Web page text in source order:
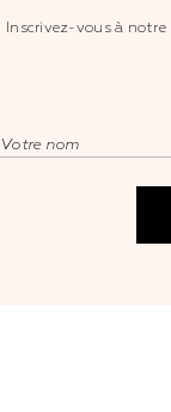
Inscrivez-vous à